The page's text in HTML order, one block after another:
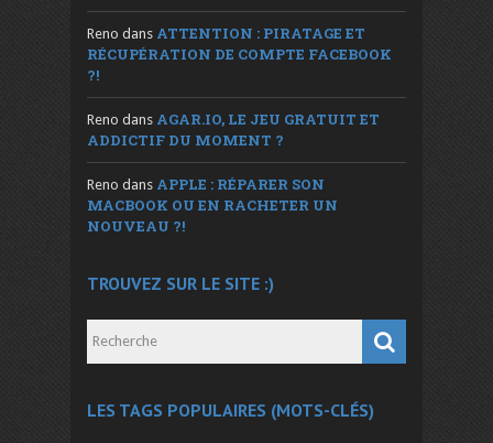
Reno dans ATTENTION : PIRATAGE ET
RÉCUPÉRATION DE COMPTE FACEBOOK
?!
Reno dans AGAR.IO, LE JEU GRATUIT ET
ADDICTIF DU MOMENT ?
Reno dans APPLE : RÉPARER SON
MACBOOK OU EN RACHETER UN
NOUVEAU ?!
TROUVEZ SUR LE SITE :)
LES TAGS POPULAIRES (MOTS-CLÉS)